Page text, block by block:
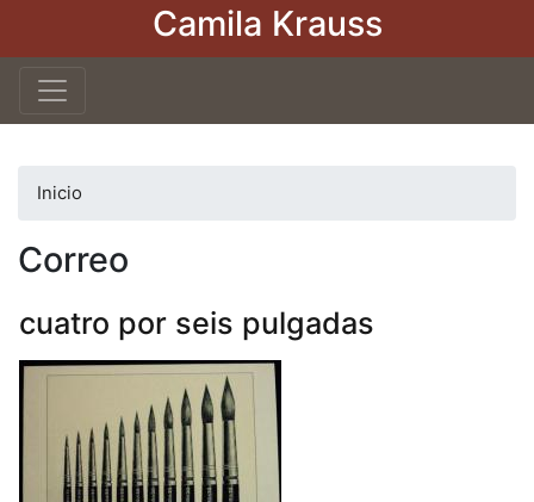
Pasar
Camila Krauss
Inicio
Correo
cuatro por seis pulgadas